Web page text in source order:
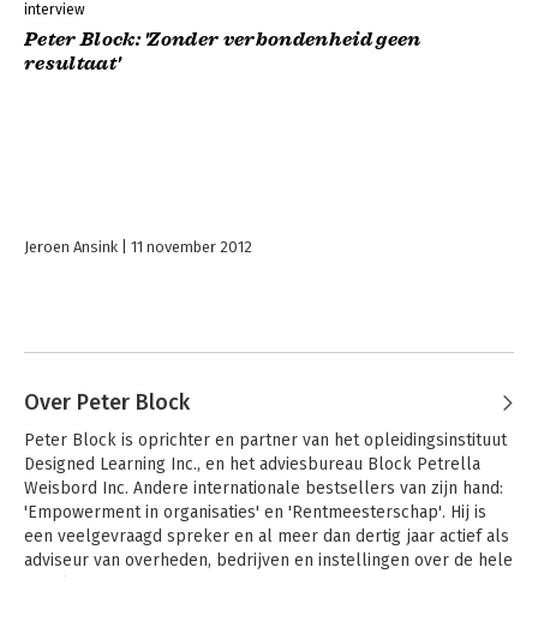
interview
Peter Block: 'Zonder verbondenheid geen
resultaat'
Jeroen Ansink 11 november 2012
Over Peter Block
Peter Block is oprichter en partner van het opleidingsinstituut
Designed Learning Inc., en het adviesbureau Block Petrella
Weisbord Inc. Andere internationale bestsellers van zijn hand:
'Empowerment in organisaties' en 'Rentmeesterschap'. Hij is
een veelgevraagd spreker en al meer dan dertig jaar actief als
adviseur van overheden, bedrijven en instellingen over de hele